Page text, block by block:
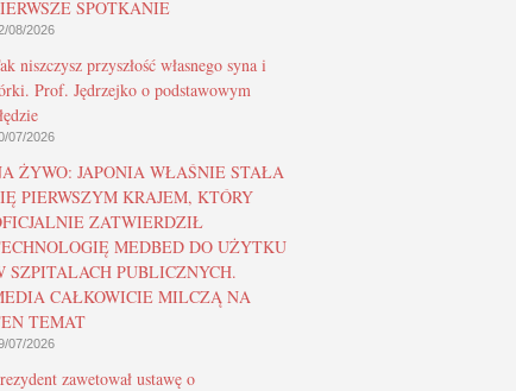
SPOTKANIE
08/2026
niszczysz przyszłość własnego syna i
Prof. Jędrzejko o podstawowym
07/2026
ŻYWO: JAPONIA WŁAŚNIE STAŁA
PIERWSZYM KRAJEM, KTÓRY
ZATWIERDZIŁ
MEDBED DO UŻYTKU
SZPITALACH PUBLICZNYCH.
CAŁKOWICIE MILCZĄ NA
TEMAT
07/2026
zawetował ustawę o